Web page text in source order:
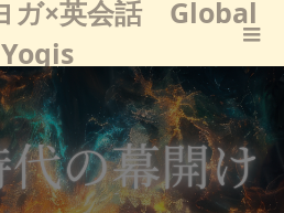
ガ×英会話 Global
Yogis